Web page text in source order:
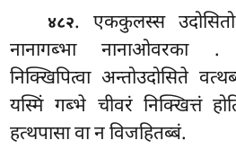
४८२. एककुलस्स उदोसितो
नानागब्भा नानाओवरका .
निक्खिपित्वा अन्तोउदोसिते
यस्मिं गब्भे चीवरं निक्खित्तं
हत्थपासा वा न विजहितब्बं.